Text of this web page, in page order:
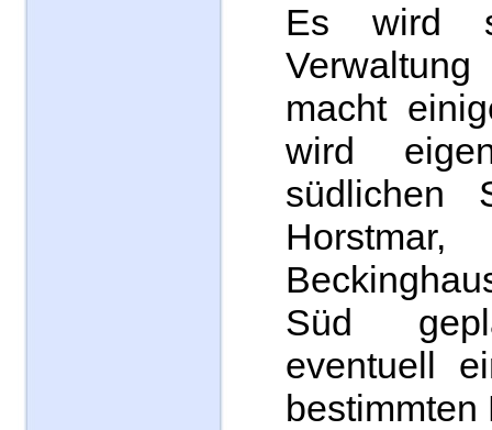
Es wird
macht
wird
südlichen
Süd
eventuell
bestimmten